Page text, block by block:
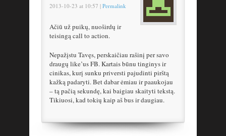
2013-10-23 at 10:57 | Permalink
Ačiū už puikų, nuoširdų ir
teisingą call to action.
Nepažįstu Tavęs, perskaičiau rašinį per savo
draugų like’us FB. Kartais būnu tinginys ir
cinikas, kurį sunku priversti pajudinti pirštą
kažką padaryti. Bet dabar ėmiau ir paaukojau
– tą pačią sekundę, kai baigiau skaityti tekstą.
Tikiuosi, kad tokių kaip aš bus ir daugiau.